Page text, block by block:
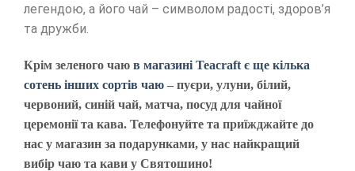
легендою, а його чай – символом радості, здоров’я
та дружби.
Крім зеленого чаю в магазині Teacraft є ще кілька
сотень інших сортів чаю – пуєри, улуни, білий,
червоний, синій чай, матча, посуд для чайної
церемонії та кава. Телефонуйте та приїжджайте до
нас у магазин за подарунками, у нас найкращий
вибір чаю та кави у Святошино!